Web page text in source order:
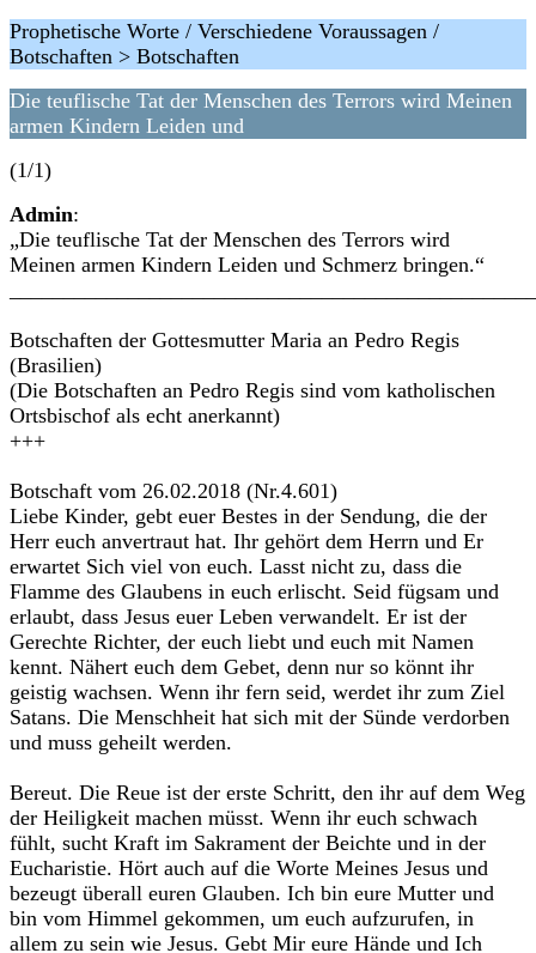
Prophetische Worte / Verschiedene Voraussagen /
Botschaften > Botschaften
Die teuflische Tat der Menschen des Terrors wird Meinen
armen Kindern Leiden und
(1/1)
Admin:
„Die teuflische Tat der Menschen des Terrors wird
Meinen armen Kindern Leiden und Schmerz bringen.“
Botschaften der Gottesmutter Maria an Pedro Regis
(Brasilien)
(Die Botschaften an Pedro Regis sind vom katholischen
Ortsbischof als echt anerkannt)
+++
Botschaft vom 26.02.2018 (Nr.4.601)
Liebe Kinder, gebt euer Bestes in der Sendung, die der
Herr euch anvertraut hat. Ihr gehört dem Herrn und Er
erwartet Sich viel von euch. Lasst nicht zu, dass die
Flamme des Glaubens in euch erlischt. Seid fügsam und
erlaubt, dass Jesus euer Leben verwandelt. Er ist der
Gerechte Richter, der euch liebt und euch mit Namen
kennt. Nähert euch dem Gebet, denn nur so könnt ihr
geistig wachsen. Wenn ihr fern seid, werdet ihr zum Ziel
Satans. Die Menschheit hat sich mit der Sünde verdorben
und muss geheilt werden.
Bereut. Die Reue ist der erste Schritt, den ihr auf dem Weg
der Heiligkeit machen müsst. Wenn ihr euch schwach
fühlt, sucht Kraft im Sakrament der Beichte und in der
Eucharistie. Hört auch auf die Worte Meines Jesus und
bezeugt überall euren Glauben. Ich bin eure Mutter und
bin vom Himmel gekommen, um euch aufzurufen, in
allem zu sein wie Jesus. Gebt Mir eure Hände und Ich